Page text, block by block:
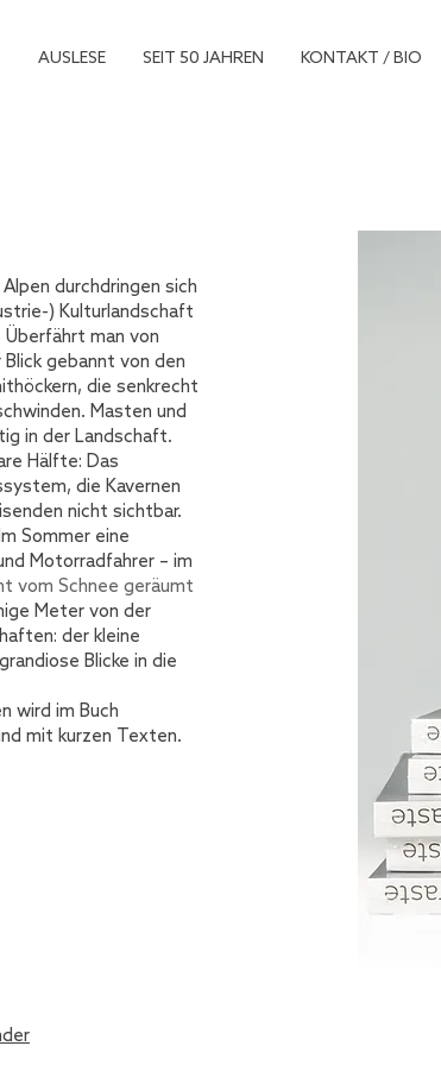
AUSLESE SEIT 50 JAHREN KONTAKT / BIO
durchdringen sich
) Kulturlandschaft
man von
gebannt von den
die senkrecht
Masten und
in der Landschaft.
Hälfte: Das
die Kavernen
nicht sichtbar.
Sommer eine
Motorradfahrer – im
vom Schnee geräumt
Meter von der
der kleine
Blicke in die
wird im Buch
mit kurzen Texten.